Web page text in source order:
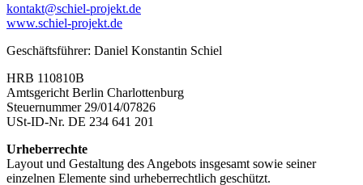
kontakt@schiel-projekt.de
www.schiel-projekt.de
Geschäftsführer: Daniel Konstantin Schiel
HRB 110810B
Amtsgericht Berlin Charlottenburg
Steuernummer 29/014/07826
USt-ID-Nr. DE 234 641 201
Urheberrechte
Layout und Gestaltung des Angebots insgesamt sowie seiner
einzelnen Elemente sind urheberrechtlich geschützt.